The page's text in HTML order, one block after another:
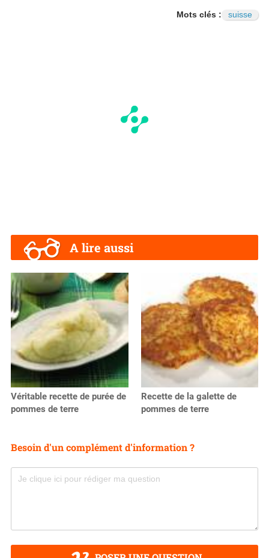
Mots clés : suisse
A lire aussi
Véritable recette de purée de
pommes de terre
Recette de la galette de
pommes de terre
Besoin d'un complément d'information ?